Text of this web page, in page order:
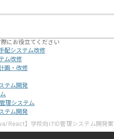
にお役立てください
配システム改修
ム改修
画・改修
テム開発
理システム
テム開発
React】学校向けID管理システム開発